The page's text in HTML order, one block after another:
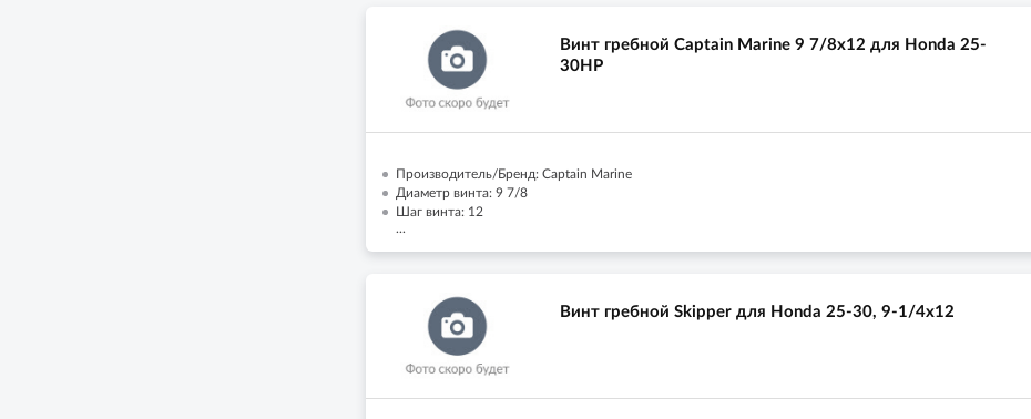
Винт гребной Captain Marine 9 7/8x12 для Honda 25-
30HP
Производитель/Бренд: Captain Marine
Диаметр винта: 9 7/8
Шаг винта: 12
...
Винт гребной Skipper для Honda 25-30, 9-1/4x12